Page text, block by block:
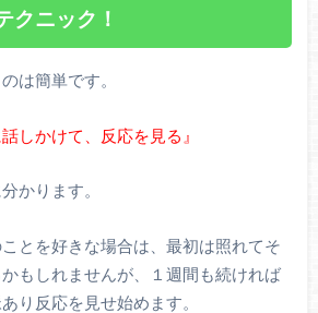
クニック！
は簡単です。
しかけて、反応を見る』
かります。
とを好きな場合は、最初は照れてそ
もしれませんが、１週間も続ければ
り反応を見せ始めます。